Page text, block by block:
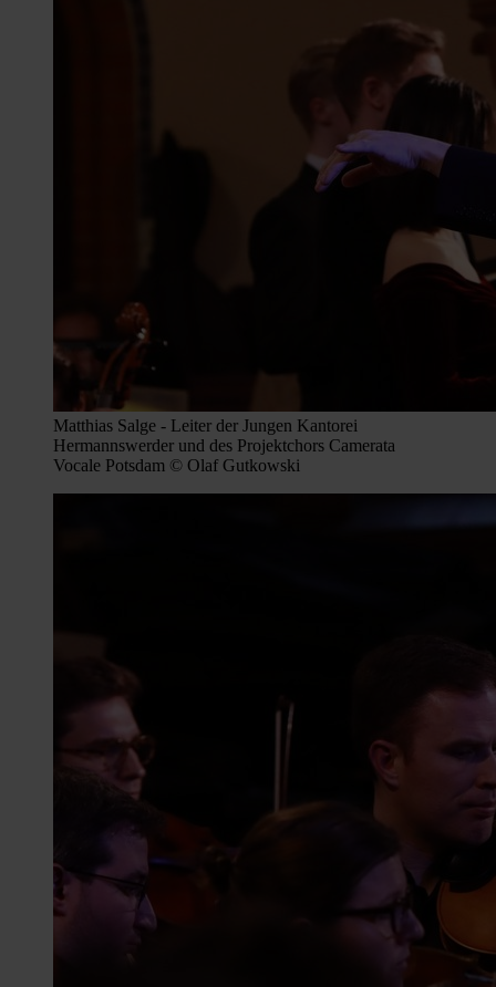
Matthias Salge - Leiter der Jungen Kantorei
Hermannswerder und des Projektchors Camerata
Vocale Potsdam © Olaf Gutkowski